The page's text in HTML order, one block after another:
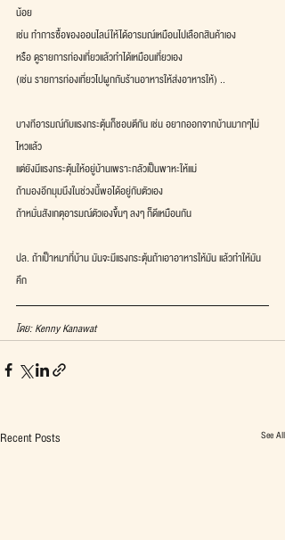
น้อย
เช่น ทำการซื้อของออนไลน์ให้ได้อารมณ์เหมือนไปเลือกสินค้าเอง
หรือ ดูรายการท่องเที่ยวแล้วทำได้เหมือนเที่ยวเอง
(เช่น รายการท่องเที่ยวไปผูกกับร้านอาหารให้ส่งอาหารให้) ..
บางทีอารมณ์กับแรงกระตุ้นก็ชอบตีกัน เช่น อยากออกจากบ้านมากๆไม่
ไหวแล้ว
แต่ยังมีแรงกระตุ้นให้อยู่บ้านเพราะกลัวเป็นพาหะให้แม่
ถ้ามองอีกมุมนึงในช่วงนี้พอได้อยู่กับตัวเอง
ถ้าหมั่นสังเกตุอารมณ์ตัวเองขึ้นๆ ลงๆ ก็ดีเหมือนกัน
ปล. ถ้าเป็าหมาที่บ้าน มันจะมีแรงกระตุ้นถ้าเอาอาหารให้มัน แล้วทำให้มัน
คึก
โดย: Kenny Kanawat
Recent Posts See All